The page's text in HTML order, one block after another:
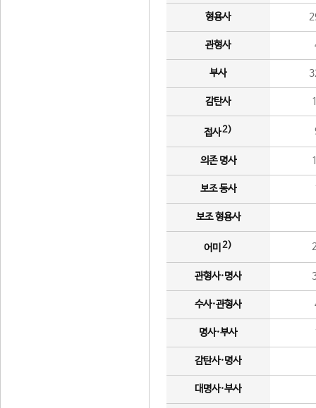
형용사
관형사
부사
감탄사
접사2)
의존 명사
보조 동사
보조 형용사
어미 2)
관형사·명사
수사·관형사
명사·부사
감탄사·명사
대명사·부사